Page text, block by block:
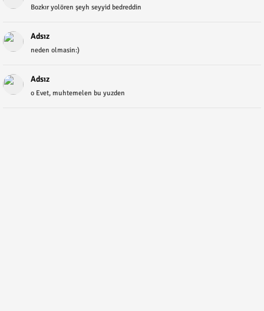
Bozkır yolören şeyh seyyid bedreddin
Adsız
neden olmasin:)
Adsız
o Evet, muhtemelen bu yuzden